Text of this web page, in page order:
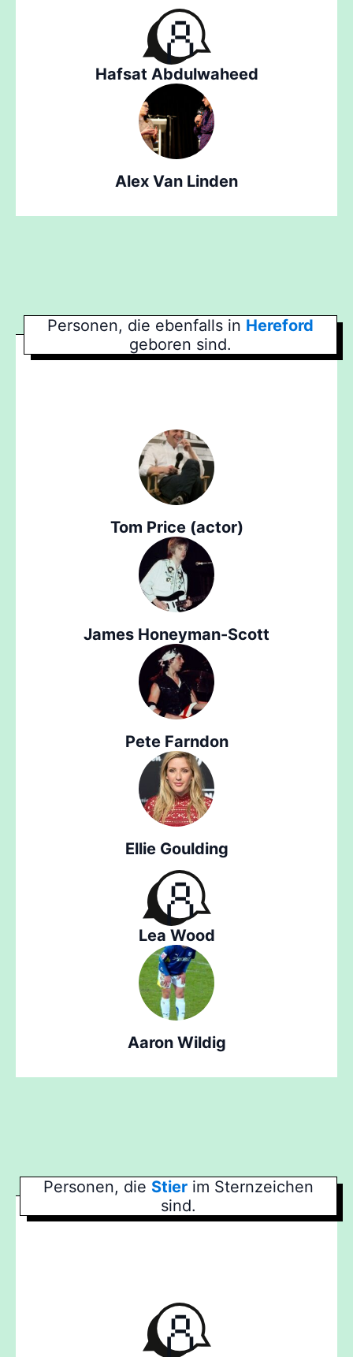
Hafsat Abdulwaheed
Alex Van Linden
Personen, die ebenfalls in Hereford
geboren sind.
Tom Price (actor)
James Honeyman-Scott
Pete Farndon
Ellie Goulding
Lea Wood
Aaron Wildig
Personen, die Stier im Sternzeichen
sind.